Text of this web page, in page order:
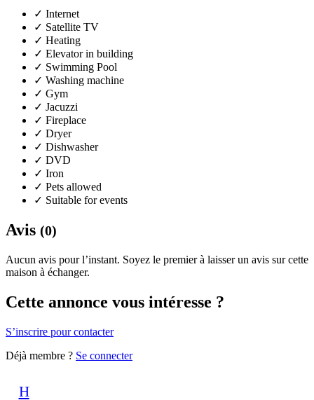
✓ Internet
✓ Satellite TV
✓ Heating
✓ Elevator in building
✓ Swimming Pool
✓ Washing machine
✓ Gym
✓ Jacuzzi
✓ Fireplace
✓ Dryer
✓ Dishwasher
✓ DVD
✓ Iron
✓ Pets allowed
✓ Suitable for events
Avis (0)
Aucun avis pour l’instant. Soyez le premier à laisser un avis sur cette
maison à échanger.
Cette annonce vous intéresse ?
S’inscrire pour contacter
Déjà membre ? Se connecter
H